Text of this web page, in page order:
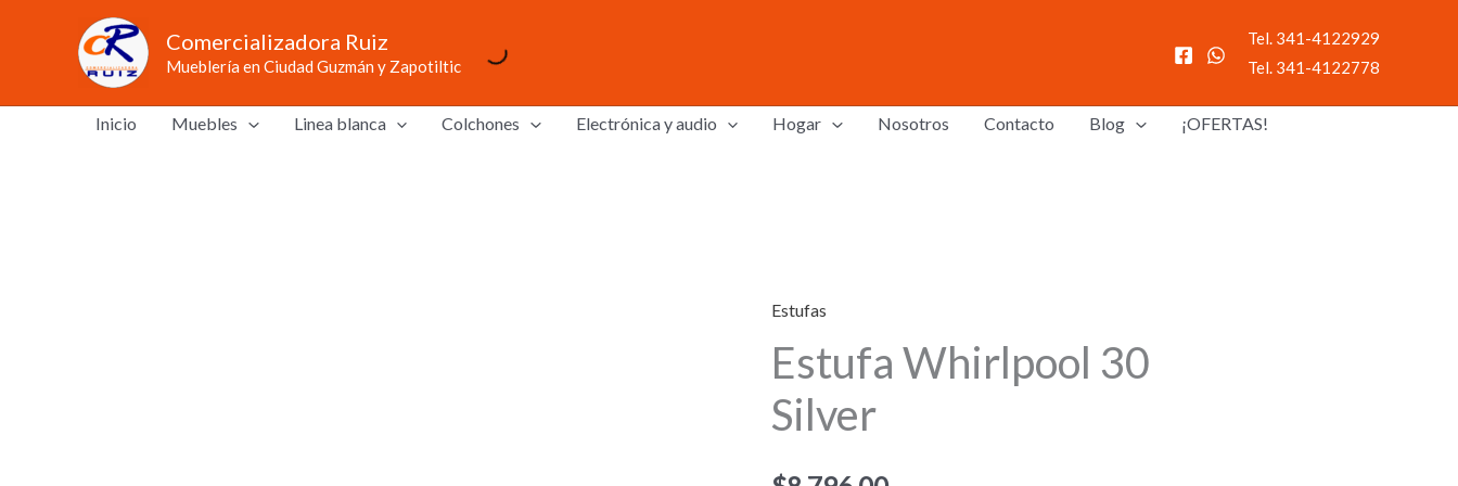
Comercializadora Ruiz
Mueblería en Ciudad Guzmán y Zapotiltic
Tel. 341-4122929
Tel. 341-4122778
Inicio Muebles Linea blanca Colchones Electrónica y audio Hogar Nosotros Contacto Blog ¡OFERTAS!
Estufas
Estufa Whirlpool 30
Silver